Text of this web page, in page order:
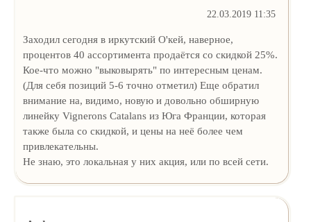
22.03.2019 11:35
Заходил сегодня в иркутский О'кей, наверное,
процентов 40 ассортимента продаётся со скидкой 25%.
Кое-что можно "выковырять" по интересным ценам.
(Для себя позиций 5-6 точно отметил) Еще обратил
внимание на, видимо, новую и довольно обширную
линейку Vignerons Catalans из Юга Франции, которая
также была со скидкой, и цены на неё более чем
привлекательны.
Не знаю, это локальная у них акция, или по всей сети.